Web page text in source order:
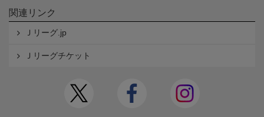
関連リンク
Ｊリーグ.jp
Ｊリーグチケット